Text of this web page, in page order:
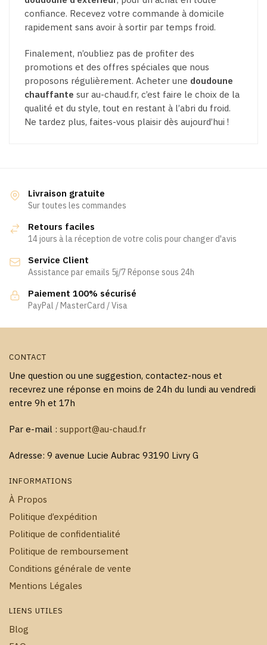
confiance. Recevez votre commande à domicile
rapidement sans avoir à sortir par temps froid.
Finalement, n’oubliez pas de profiter des
promotions et des offres spéciales que nous
proposons régulièrement. Acheter une doudoune
chauffante sur au-chaud.fr, c’est faire le choix de la
qualité et du style, tout en restant à l’abri du froid.
Ne tardez plus, faites-vous plaisir dès aujourd’hui !
Livraison gratuite
Sur toutes les commandes
Retours faciles
14 jours à la réception de votre colis pour changer d'avis
Service Client
Assistance par emails 5j/7 Réponse sous 24h
Paiement 100% sécurisé
PayPal / MasterCard / Visa
CONTACT
Une question ou une suggestion, contactez-nous et
recevrez une réponse en moins de 24h du lundi au vendredi
entre 9h et 17h
Par e-mail : support@au-chaud.fr
Adresse: 9 avenue Lucie Aubrac 93190 Livry G
INFORMATIONS
À Propos
Politique d’expédition
Politique de confidentialité
Politique de remboursement
Conditions générale de vente
Mentions Légales
LIENS UTILES
Blog